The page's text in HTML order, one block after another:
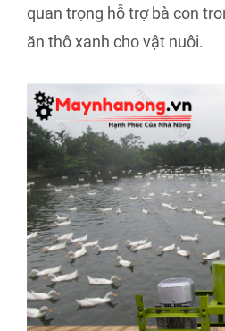
quan trọng hỗ trợ bà con
ăn thô xanh cho vật nuôi.